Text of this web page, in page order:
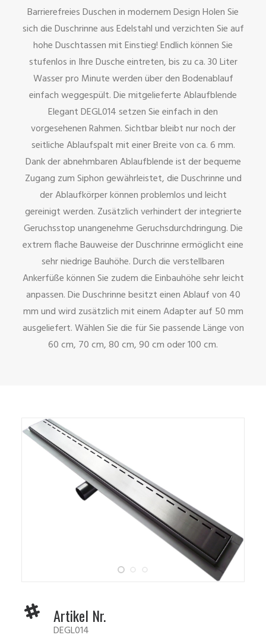
Barrierefreies Duschen in modernem Design Holen Sie
sich die Duschrinne aus Edelstahl und verzichten Sie auf
hohe Duschtassen mit Einstieg! Endlich können Sie
stufenlos in Ihre Dusche eintreten, bis zu ca. 30 Liter
Wasser pro Minute werden über den Bodenablauf
einfach weggespült. Die mitgelieferte Ablaufblende
Elegant DEGL014 setzen Sie einfach in den
vorgesehenen Rahmen. Sichtbar bleibt nur noch der
seitliche Ablaufspalt mit einer Breite von ca. 6 mm.
Dank der abnehmbaren Ablaufblende ist der bequeme
Zugang zum Siphon gewährleistet, die Duschrinne und
der Ablaufkörper können problemlos und leicht
gereinigt werden. Zusätzlich verhindert der integrierte
Geruchsstop unangenehme Geruchsdurchdringung. Die
extrem flache Bauweise der Duschrinne ermöglicht eine
sehr niedrige Bauhöhe. Durch die verstellbaren
Ankerfüße können Sie zudem die Einbauhöhe sehr leicht
anpassen. Die Duschrinne besitzt einen Ablauf von 40
mm und wird zusätzlich mit einem Adapter auf 50 mm
ausgeliefert. Wählen Sie die für Sie passende Länge von
60 cm, 70 cm, 80 cm, 90 cm oder 100 cm.
Artikel Nr.
DEGL014